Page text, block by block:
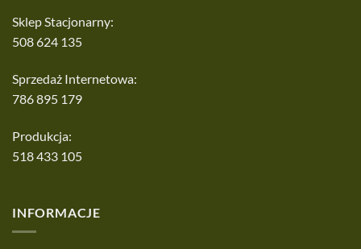
Sklep Stacjonarny:
508 624 135
Sprzedaż Internetowa:
786 895 179
Produkcja:
518 433 105
INFORMACJE